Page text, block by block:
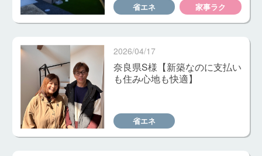
省エネ 家事ラク
2026/04/17
奈良県S様【新築なのに支払い
も住み心地も快適】
省エネ